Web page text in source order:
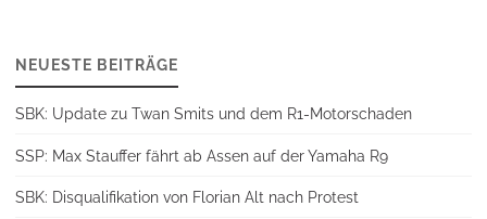
NEUESTE BEITRÄGE
SBK: Update zu Twan Smits und dem R1-Motorschaden
SSP: Max Stauffer fährt ab Assen auf der Yamaha R9
SBK: Disqualifikation von Florian Alt nach Protest